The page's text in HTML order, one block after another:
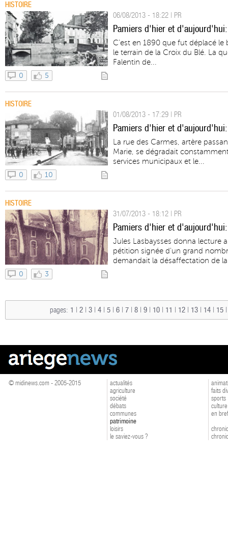
HISTOIRE
0 5
06/08/2013 - 18:22 | PR
Pamiers d'hier et
C’est en 1890 que fut déplacé le
le terrain de la Croix du Blé. La
Falentin de...
HISTOIRE
0 10
01/08/2013 - 17:29 | PR
Pamiers d'hier et
La rue des Carmes, artère
Marie, se dégradait
services municipaux et le...
HISTOIRE
0 3
31/07/2013 - 18:12 | PR
Pamiers d'hier et
Jules Lasbaysses donna lecture
pétition signée d'un grand
demandait la désaffectation de
pages: 1 2 3 4 5 6 7 8 9 10 11 12 13 14 15
© midinews.com - 2005-2015
actualités
agriculture
société
débats
communes
patrimoine
loisirs
le saviez-vous ?
faits
sports
culture
en bref